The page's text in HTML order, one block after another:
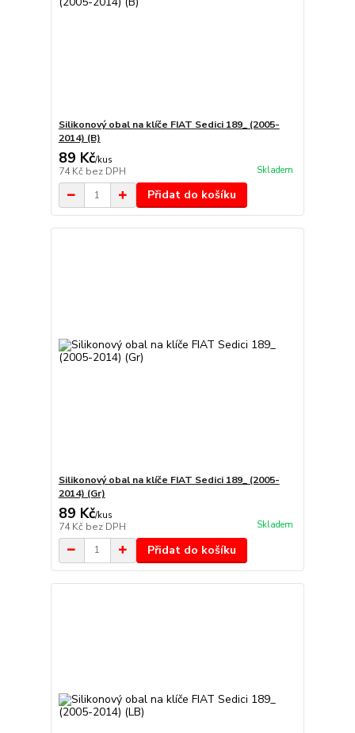
Silikonový obal na klíče FIAT Sedici 189_ (2005-
2014) (B)
89 Kč/kus
74 Kč bez DPH Skladem
Přidat do košíku
Silikonový obal na klíče FIAT Sedici 189_ (2005-
2014) (Gr)
89 Kč/kus
74 Kč bez DPH Skladem
Přidat do košíku